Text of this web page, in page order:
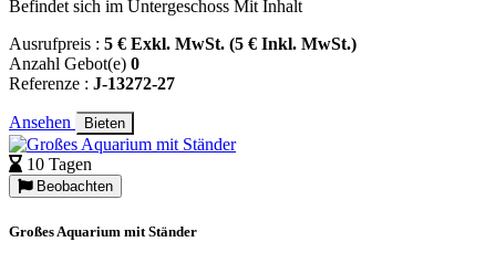
Befindet sich im Untergeschoss Mit Inhalt
Ausrufpreis : 5 € Exkl. MwSt. (5 € Inkl. MwSt.)
Anzahl Gebot(e) 0
Referenze : J-13272-27
Ansehen Bieten
10 Tagen
Beobachten
Großes Aquarium mit Ständer